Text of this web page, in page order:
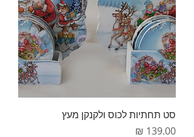
סט תחתיות לכוס ולקנקן מעץ
מחיר